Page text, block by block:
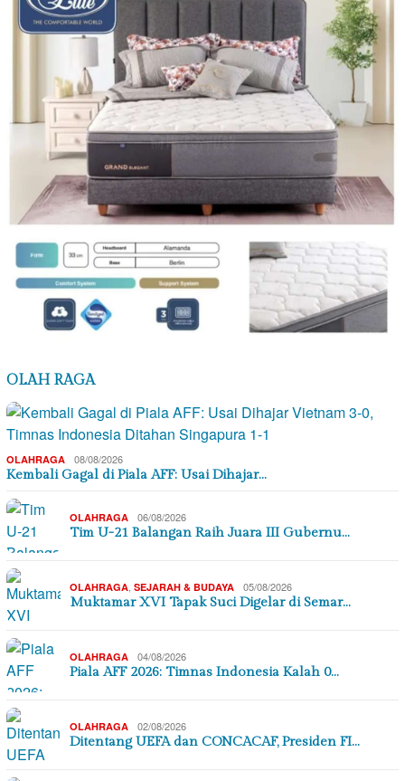
OLAH RAGA
OLAHRAGA 08/08/2026
Kembali Gagal di Piala AFF: Usai Dihajar…
OLAHRAGA 06/08/2026
Tim U-21 Balangan Raih Juara III Gubernu…
OLAHRAGA, SEJARAH & BUDAYA 05/08/2026
Muktamar XVI Tapak Suci Digelar di Semar…
OLAHRAGA 04/08/2026
Piala AFF 2026: Timnas Indonesia Kalah 0…
OLAHRAGA 02/08/2026
Ditentang UEFA dan CONCACAF, Presiden FI…